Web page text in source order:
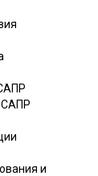
САПР
и